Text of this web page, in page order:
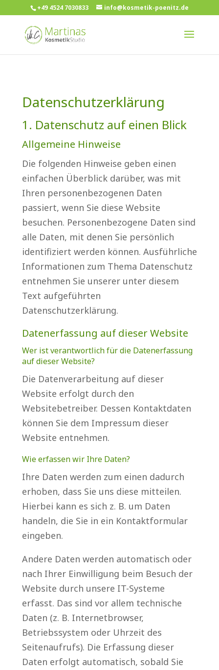
+49 4524 7030833 info@kosmetik-poenitz.de
Datenschutzerklärung
1. Datenschutz auf einen Blick
Allgemeine Hinweise
Die folgenden Hinweise geben einen
einfachen Überblick darüber, was mit
Ihren personenbezogenen Daten
passiert, wenn Sie diese Website
besuchen. Personenbezogene Daten sind
alle Daten, mit denen Sie persönlich
identifiziert werden können. Ausführliche
Informationen zum Thema Datenschutz
entnehmen Sie unserer unter diesem
Text aufgeführten
Datenschutzerklärung.
Datenerfassung auf dieser Website
Wer ist verantwortlich für die Datenerfassung
auf dieser Website?
Die Datenverarbeitung auf dieser
Website erfolgt durch den
Websitebetreiber. Dessen Kontaktdaten
können Sie dem Impressum dieser
Website entnehmen.
Wie erfassen wir Ihre Daten?
Ihre Daten werden zum einen dadurch
erhoben, dass Sie uns diese mitteilen.
Hierbei kann es sich z. B. um Daten
handeln, die Sie in ein Kontaktformular
eingeben.
Andere Daten werden automatisch oder
nach Ihrer Einwilligung beim Besuch der
Website durch unsere IT-Systeme
erfasst. Das sind vor allem technische
Daten (z. B. Internetbrowser,
Betriebssystem oder Uhrzeit des
Seitenaufrufs). Die Erfassung dieser
Daten erfolgt automatisch, sobald Sie